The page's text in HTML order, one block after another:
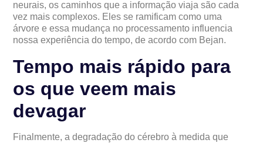
neurais, os caminhos que a informação viaja são cada
vez mais complexos. Eles se ramificam como uma
árvore e essa mudança no processamento influencia
nossa experiência do tempo, de acordo com Bejan.
Tempo mais rápido para
os que veem mais
devagar
Finalmente, a degradação do cérebro à medida que